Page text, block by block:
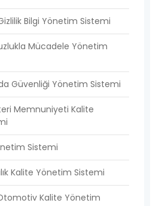
Bilgi Yönetim Sistemi
Mücadele Yönetim
Güvenliği Yönetim Sistemi
Memnuniyeti Kalite
Sistemi
Kalite Yönetim Sistemi
Kalite Yönetim